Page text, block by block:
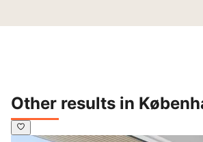
Other results in